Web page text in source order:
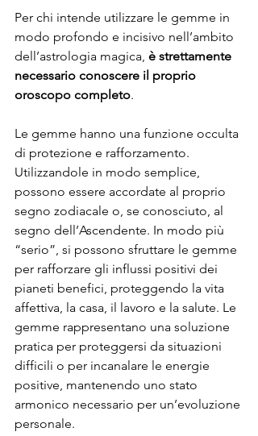
Per chi intende utilizzare le gemme in
modo profondo e incisivo nell’ambito
dell’astrologia magica, è strettamente
necessario conoscere il proprio
oroscopo completo.
Le gemme hanno una funzione occulta
di protezione e rafforzamento.
Utilizzandole in modo semplice,
possono essere accordate al proprio
segno zodiacale o, se conosciuto, al
segno dell’Ascendente. In modo più
“serio”, si possono sfruttare le gemme
per rafforzare gli influssi positivi dei
pianeti benefici, proteggendo la vita
affettiva, la casa, il lavoro e la salute. Le
gemme rappresentano una soluzione
pratica per proteggersi da situazioni
difficili o per incanalare le energie
positive, mantenendo uno stato
armonico necessario per un’evoluzione
personale.